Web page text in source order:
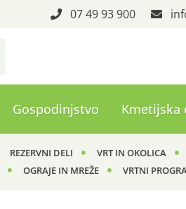
07 49 93 900
Gospodinjstvo Kmetijska
REZERVNI DELI VRT IN OKOLICA
OGRAJE IN MREŽE VRTNI